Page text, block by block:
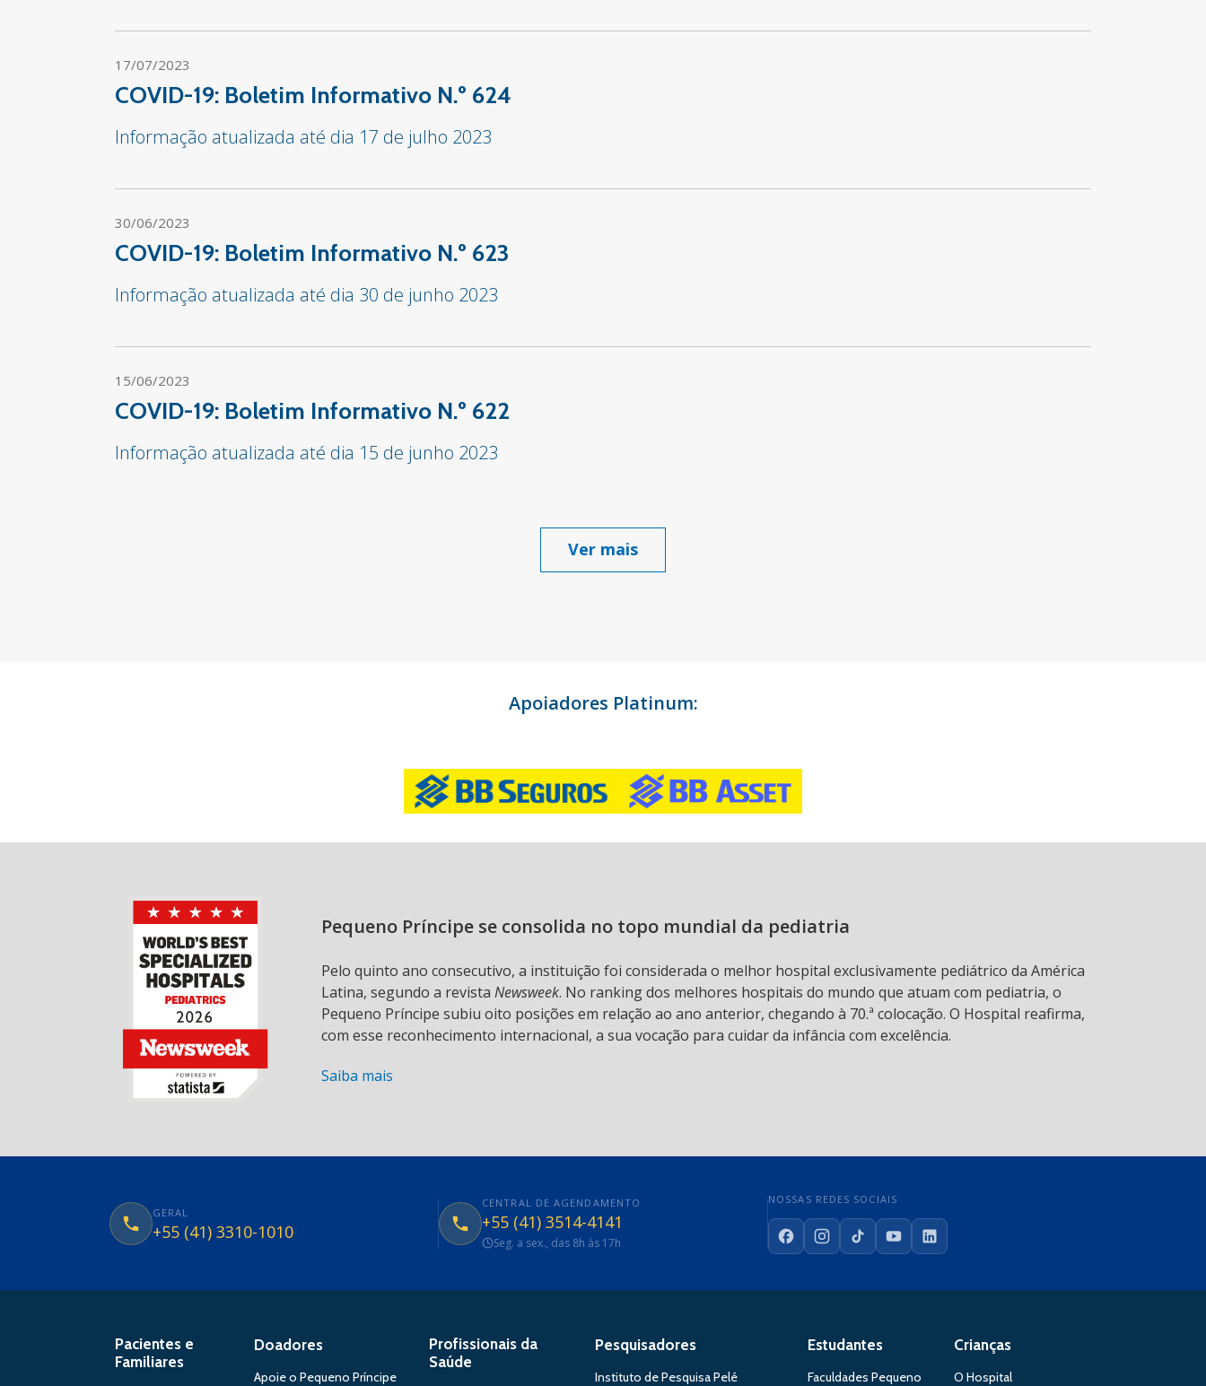
17/07/2023
COVID-19: Boletim Informativo N.º 624
Informação atualizada até dia 17 de julho 2023
30/06/2023
COVID-19: Boletim Informativo N.º 623
Informação atualizada até dia 30 de junho 2023
15/06/2023
COVID-19: Boletim Informativo N.º 622
Informação atualizada até dia 15 de junho 2023
Ver mais
Apoiadores Platinum:
Pequeno Príncipe se consolida no topo mundial da pediatria
Pelo quinto ano consecutivo, a instituição foi considerada o melhor hospital exclusivamente pediátrico da América
Latina, segundo a revista Newsweek. No ranking dos melhores hospitais do mundo que atuam com pediatria, o
Pequeno Príncipe subiu oito posições em relação ao ano anterior, chegando à 70.ª colocação. O Hospital reafirma,
com esse reconhecimento internacional, a sua vocação para cuidar da infância com excelência.
Saiba mais
GERAL
+55 (41) 3310-1010
CENTRAL DE AGENDAMENTO
+55 (41) 3514-4141
Seg. a sex., das 8h às 17h
NOSSAS REDES SOCIAIS
FacebookInstagram
TikTokYouTubeLinkedIn
Pacientes e
Familiares
Doadores
Apoie o Pequeno Príncipe
Profissionais da
Saúde
Pesquisadores
Instituto de Pesquisa Pelé
Estudantes
Faculdades Pequeno
Crianças
O Hospital